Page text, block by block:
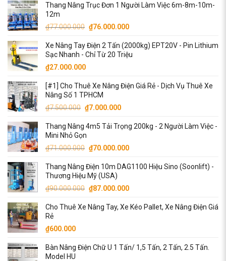
là:
tại
₫87.000.000.
Thang Nâng Trục Đơn 1 Người Làm Việc 6m-8m-10m-
12m
₫77.000.000 Giá
là:
₫77.000.000.
₫76.000.000Giá
tại
là:
Xe Nâng Tay Điện 2 Tấn (2000kg) EPT20V - Pin Lithium
Sạc Nhanh - Chỉ Từ 20 Triệu
₫27.000.000
[#1] Cho Thuê Xe Nâng Điện Giá Rẻ - Dịch Vụ Thuê Xe
Nâng Số 1 TPHCM
₫7.500.000 Giá
là:
₫7.500.000.
₫7.000.000Giá
tại
₫7.000.000.
Thang Nâng 4m5 Tải Trọng 200kg - 2 Người Làm Việc -
Mini Nhỏ Gọn
₫71.000.000 Giá
là:
₫71.000.000.
₫70.000.000Giá
tại
₫70.000.000.
Thang Nâng Điện 10m DAG1100 Hiệu Sino (Soonlift) -
Thương Hiệu Mỹ (USA)
₫90.000.000 Giá
là:
₫87.000.000Giá
tại
Cho Thuê Xe Nâng Tay, Xe Kéo Pallet, Xe Nâng Điện Giá
Rẻ
₫600.000
Bàn Nâng Điện Chữ U 1 Tấn/ 1,5 Tấn, 2 Tấn, 2.5 Tấn.
Model HU